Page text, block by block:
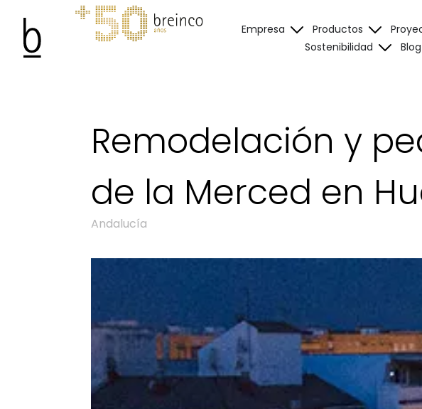
Empresa Productos
Sostenibilidad
Blog
Remodelación y
de la Merced en
Andalucía